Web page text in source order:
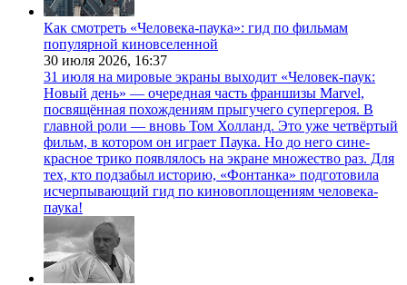
Как смотреть «Человека-паука»: гид по фильмам
популярной киновселенной
30 июля 2026, 16:37
31 июля на мировые экраны выходит «Человек-паук:
Новый день» — очередная часть франшизы Marvel,
посвящённая похождениям прыгучего супергероя. В
главной роли — вновь Том Холланд. Это уже четвёртый
фильм, в котором он играет Паука. Но до него сине-
красное трико появлялось на экране множество раз. Для
тех, кто подзабыл историю, «Фонтанка» подготовила
исчерпывающий гид по киновоплощениям человека-
паука!